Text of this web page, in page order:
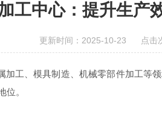
工中心：提升生产
更新时间：2025-10-23 点击
、模具制造、机械零部件加工等
。